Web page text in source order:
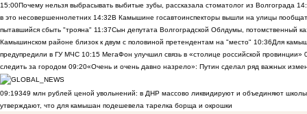
15:00Почему нельзя выбрасывать выбитые зубы, рассказала стоматолог из Волгограда
в это несовершеннолетних 14:32В Камышине госавтоинспекторы вышли на улицы
пытавшийся сбыть "трояна" 11:37Сын депутата Волгоградской Облдумы, потомственный
Камышинском районе близок к двум с половиной претендентам на "место" 10:36Для
предупредили в ГУ МЧС 10:15 МегаФон улучшил связь в «столице российской провинции»
следить за городом 09:20«Очень и очень давно назрело»: Путин сделал ряд важных
09:19349 млн рублей ценой увольнений: в ДНР массово ликвидируют и объединяют
утверждают, что для камышан подешевела тарелка борща и окрошки